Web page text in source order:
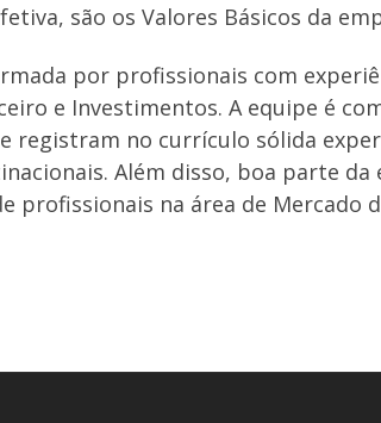
são os Valores Básicos da
por profissionais com
e Investimentos. A equipe é
registram no currículo sólida
Além disso, boa parte
profissionais na área de Mercado